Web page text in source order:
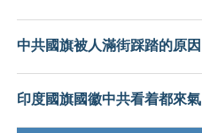
中共國旗被人滿街踩踏的原因
印度國旗國徽中共看着都來氣